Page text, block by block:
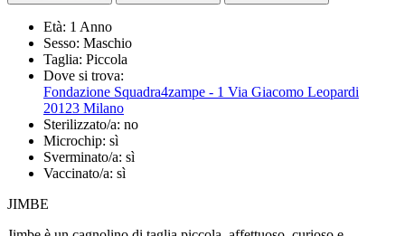
Età: 1 Anno
Sesso: Maschio
Taglia: Piccola
Dove si trova:
Fondazione Squadra4zampe - 1 Via Giacomo Leopardi
20123 Milano
Sterilizzato/a: no
Microchip: sì
Sverminato/a: sì
Vaccinato/a: sì
JIMBE